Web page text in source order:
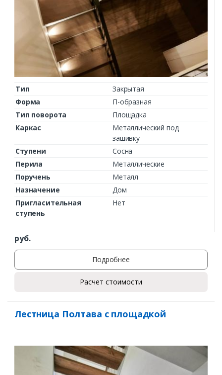
Тип
Закрытая
Форма
П-образная
Тип поворота
Площадка
Каркас
Металлический под
зашивку
Ступени
Сосна
Перила
Металлические
Поручень
Металл
Назначение
Дом
Пригласительная
ступень
Нет
руб.
Подробнее
Расчет стоимости
Лестница Полтава с площадкой